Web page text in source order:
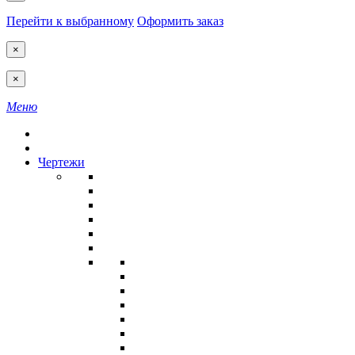
Перейти к выбранному Оформить заказ
×
×
Меню
Чертежи